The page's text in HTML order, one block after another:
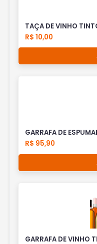
TAÇA DE VINHO
R$ 10,00
GARRAFA DE
R$ 95,90
GARRAFA DE VINHO